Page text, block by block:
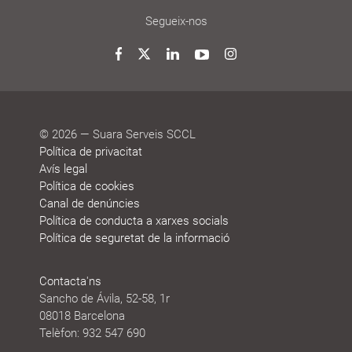
reconeixements
Segueix-nos
Facebook
TwitterLinkedInYouTubeInstagram
© 2026 — Suara Serveis SCCL
Política de privacitat
Avís legal
Política de cookies
Canal de denúncies
Política de conducta a xarxes socials
Política de seguretat de la informació
Contacta'ns
Sancho de Ávila, 52-58, 1r
08018 Barcelona
Telèfon: 932 547 690